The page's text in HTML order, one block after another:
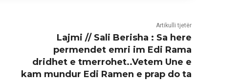
Artikulli tjetër
Lajmi // Sali Berisha : Sa here
permendet emri im Edi Rama
dridhet e tmerrohet..Vetem Une e
kam mundur Edi Ramen e prap do ta